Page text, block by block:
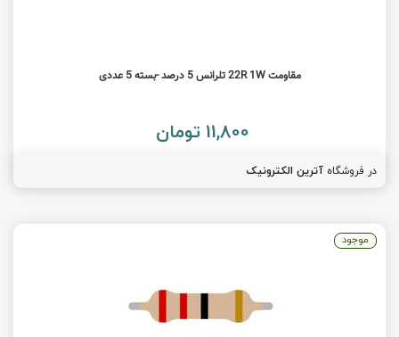
مقاومت 22R 1W تلرانس 5 درصد -بسته 5 عددی
11,800 تومان
در فروشگاه آترین الکترونیک
موجود